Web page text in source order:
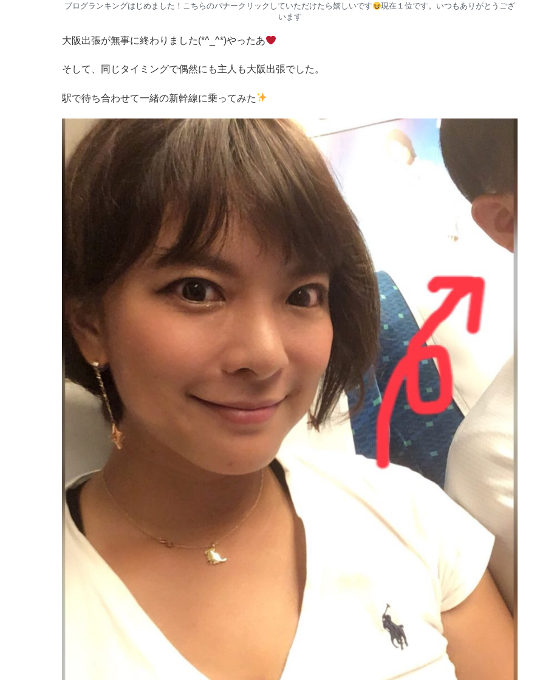
ブログランキングはじめました！こちらのバナークリックしていただけたら嬉しいです
現在１位です。いつもありがとうござ
います
大阪出張が無事に終わりました(*^_^*)やったあ
そして、同じタイミングで偶然にも主人も大阪出張でした。
駅で待ち合わせて一緒の新幹線に乗ってみた